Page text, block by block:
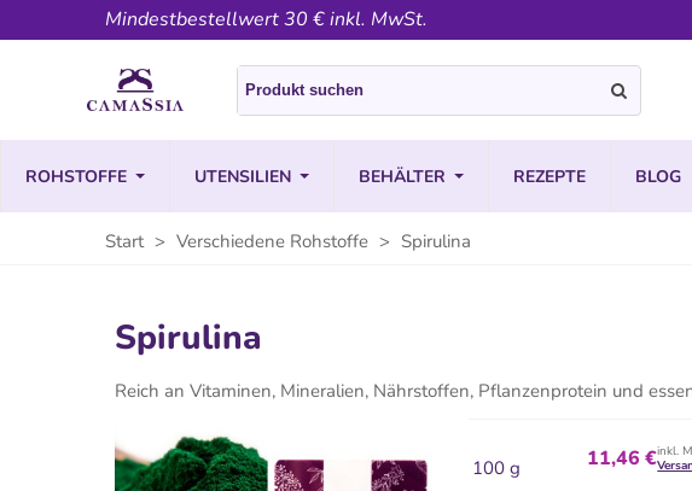
Mindestbestellwert 30 € inkl. MwSt.
ROHSTOFFE UTENSILIEN BEHÄLTER REZEPTE BLOG
Start > Verschiedene Rohstoffe > Spirulina
Spirulina
Reich an Vitaminen, Mineralien, Nährstoffen, Pflanzenprotein und
100 g 11,46 €inkl.